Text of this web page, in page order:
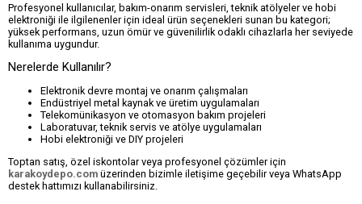
Profesyonel kullanıcılar, bakım-onarım servisleri, teknik atölyeler ve hobi
elektroniği ile ilgilenenler için ideal ürün seçenekleri sunan bu kategori;
yüksek performans, uzun ömür ve güvenilirlik odaklı cihazlarla her seviyede
kullanıma uygundur.
Nerelerde Kullanılır?
Elektronik devre montaj ve onarım çalışmaları
Endüstriyel metal kaynak ve üretim uygulamaları
Telekomünikasyon ve otomasyon bakım projeleri
Laboratuvar, teknik servis ve atölye uygulamaları
Hobi elektroniği ve DIY projeleri
Toptan satış, özel iskontolar veya profesyonel çözümler için
karakoydepo.com üzerinden bizimle iletişime geçebilir veya WhatsApp
destek hattımızı kullanabilirsiniz.